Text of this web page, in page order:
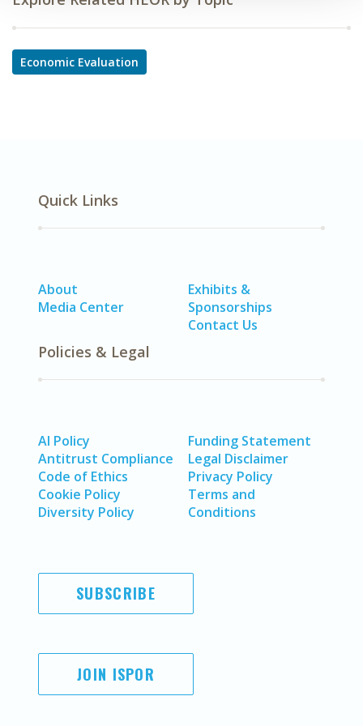
Economic Evaluation
Quick Links
About
Media Center
Exhibits &
Sponsorships
Contact Us
Policies & Legal
AI Policy
Antitrust Compliance
Code of Ethics
Cookie Policy
Diversity Policy
Funding Statement
Legal Disclaimer
Privacy Policy
Terms and
Conditions
SUBSCRIBE
JOIN ISPOR